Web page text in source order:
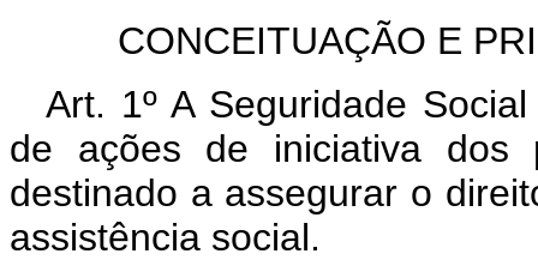
CONCEITUAÇÃO E
Art. 1º A Seguridade
de ações de iniciativa dos
destinado a assegurar o
assistência social.